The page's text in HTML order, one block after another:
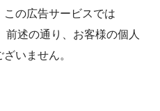
この広告サービスでは
述の通り、お客様の個人
いません。